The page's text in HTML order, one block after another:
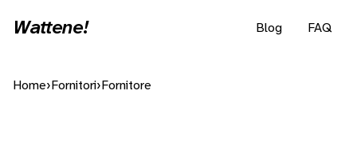
Wattene! Blog FAQ
Home› Fornitori› Fornitore